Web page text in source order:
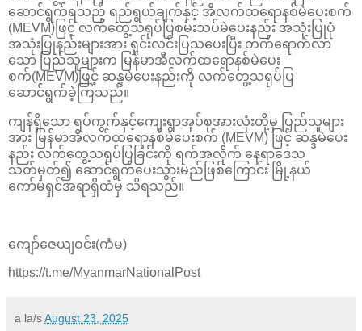
ဆောင်ရွက်ရသည့် ရည်ရွယ်ချက်နှင့် အီလက်ထရောနစ်မဲပေးစက်
(MEVM)ဖြင့် လက်တွေ့သရုပ်ပြစမ်းသပ်မဲပေးနည်း အသုံးပြုပုံ
အသုံးပြုနည်းများအား ရှင်းလင်းပြသပေးပြီး တက်ရောက်လာ
သော ပြည်သူများက မြန်မာအီလက်ထရောနစ်မဲပေး
စက်(MEVM)ဖြင့် ဆန္ဒမဲပေးနည်းကို လက်တွေ့သရုပ်ပြ
ဆောင်ရွက်ခဲ့ကြသည်။
ကျန်ရှိသော ရပ်ကွက်နှင့်ကျေးရွာအုပ်စုအားလုံးတို့မှ ပြည်သူများ
အား မြန်မာအီလက်ထရောနစ်မဲပေးစက် (MEVM) ဖြင့် ဆန္ဒမဲပေး
နည်း လက်တွေ့သရုပ်ပြခြင်းကို ရက်အလိုက် နေရာဒေသ
သတ်မှတ်၍ ဆောင်ရွက်ပေးသွားမည်ဖြစ်ကြောင်း မြို့နယ်
ကော်မရှင်အရာရှိထံမှ သိရသည်။
ကျော်ဇေယျဝင်း(ကံမ)
https://t.me/MyanmarNationalPost
a la/sAugust 23, 2025